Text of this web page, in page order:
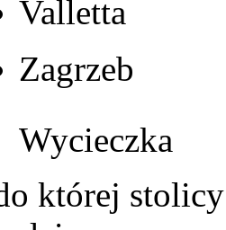
Valletta
Zagrzeb
Wycieczka
której